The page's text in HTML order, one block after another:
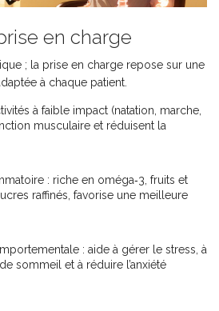
en charge
; la prise en charge repose sur une
à chaque patient.
à faible impact (natation, marche,
musculaire et réduisent la
: riche en oméga‑3, fruits et
raffinés, favorise une meilleure
: aide à gérer le stress, à
sommeil et à réduire l’anxiété